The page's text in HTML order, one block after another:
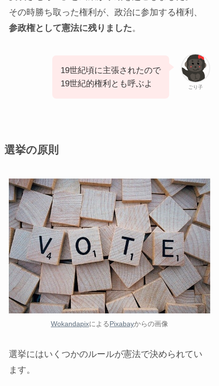
その時勝ち取った権利が、 政治に参加する権利 、
参政権として憲法に残りました。
ごり子
19世紀頃に主張されたので
19世紀的権利とも呼ぶよ
選挙の原則
WokandapixによるPixabayからの画像
選挙にはいくつかのルールが憲法で決められてい
ます。